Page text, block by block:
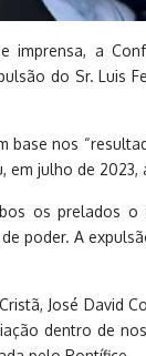
imprensa, a
do Sr. Luis
nos
julho de 2023,
os prelados o
poder. A
José David
dentro de